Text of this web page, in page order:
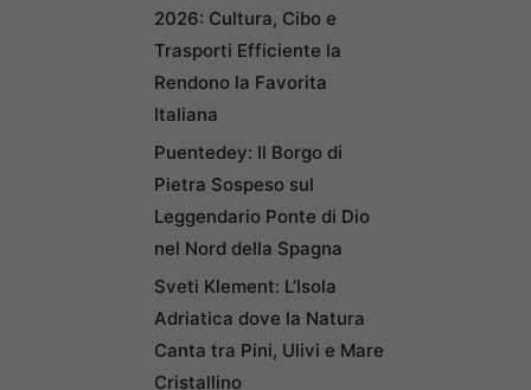
2026: Cultura, Cibo e
Trasporti Efficiente la
Rendono la Favorita
Italiana
Puentedey: Il Borgo di
Pietra Sospeso sul
Leggendario Ponte di Dio
nel Nord della Spagna
Sveti Klement: L’Isola
Adriatica dove la Natura
Canta tra Pini, Ulivi e Mare
Cristallino